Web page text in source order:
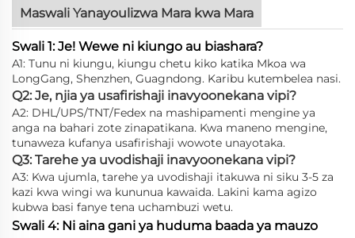
Maswali Yanayoulizwa Mara kwa Mara
Swali 1: Je! Wewe ni kiungo au biashara?
A1: Tunu ni kiungu, kiungu chetu kiko katika Mkoa wa
LongGang, Shenzhen, Guagndong. Karibu kutembelea nasi.
Q2: Je, njia ya usafirishaji inavyoonekana vipi?
A2: DHL/UPS/TNT/Fedex na mashipamenti mengine ya
anga na bahari zote zinapatikana. Kwa maneno mengine,
tunaweza kufanya usafirishaji wowote unayotaka.
Q3: Tarehe ya uvodishaji inavyoonekana vipi?
A3: Kwa ujumla, tarehe ya uvodishaji itakuwa ni siku 3-5 za
kazi kwa wingi wa kununua kawaida. Lakini kama agizo
kubwa basi fanye tena uchambuzi wetu.
Swali 4: Ni aina gani ya huduma baada ya mauzo